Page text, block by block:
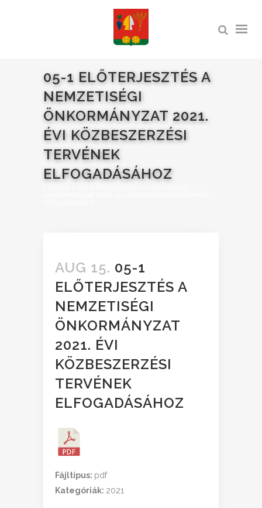
05-1 ELŐTERJESZTÉS A
NEMZETISÉGI
ÖNKORMÁNYZAT 2021.
ÉVI KÖZBESZERZÉSI
TERVÉNEK
ELFOGADÁSÁHOZ
AUG 15. 05-1
ELŐTERJESZTÉS A
NEMZETISÉGI
ÖNKORMÁNYZAT
2021. ÉVI
KÖZBESZERZÉSI
TERVÉNEK
ELFOGADÁSÁHOZ
Fájltípus: pdf
Kategóriák: 2021